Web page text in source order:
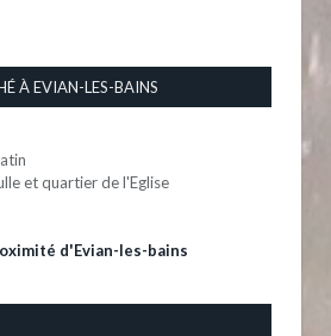
À EVIAN-LES-BAINS
et quartier de l'Eglise
d'Evian-les-bains